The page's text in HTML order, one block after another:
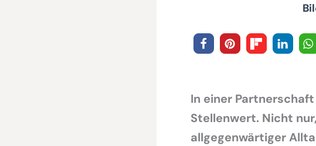
In einer
Stellenwert. Nicht
allgegenwärtiger